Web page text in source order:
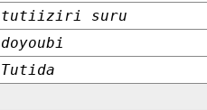
tutiiziri suru
doyoubi
Tutida